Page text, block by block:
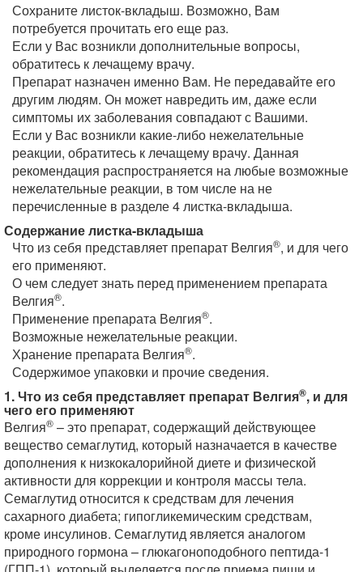
Сохраните листок-вкладыш. Возможно, Вам
потребуется прочитать его еще раз.
Если у Вас возникли дополнительные вопросы,
обратитесь к лечащему врачу.
Препарат назначен именно Вам. Не передавайте его
другим людям. Он может навредить им, даже если
симптомы их заболевания совпадают с Вашими.
Если у Вас возникли какие-либо нежелательные
реакции, обратитесь к лечащему врачу. Данная
рекомендация распространяется на любые возможные
нежелательные реакции, в том числе на не
перечисленные в разделе 4 листка-вкладыша.
Содержание листка-вкладыша
Что из себя представляет препарат Велгия®, и для чего
его применяют.
О чем следует знать перед применением препарата
Велгия®.
Применение препарата Велгия®.
Возможные нежелательные реакции.
Хранение препарата Велгия®.
Содержимое упаковки и прочие сведения.
1. Что из себя представляет препарат Велгия®, и для
чего его применяют
Велгия® – это препарат, содержащий действующее
вещество семаглутид, который назначается в качестве
дополнения к низкокалорийной диете и физической
активности для коррекции и контроля массы тела.
Семаглутид относится к средствам для лечения
сахарного диабета; гипогликемическим средствам,
кроме инсулинов. Семаглутид является аналогом
природного гормона – глюкагоноподобного пептида-1